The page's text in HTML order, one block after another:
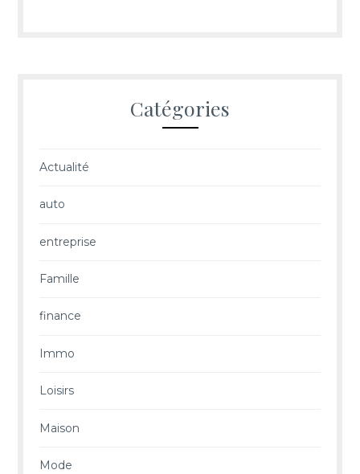
Catégories
Actualité
auto
entreprise
Famille
finance
Immo
Loisirs
Maison
Mode